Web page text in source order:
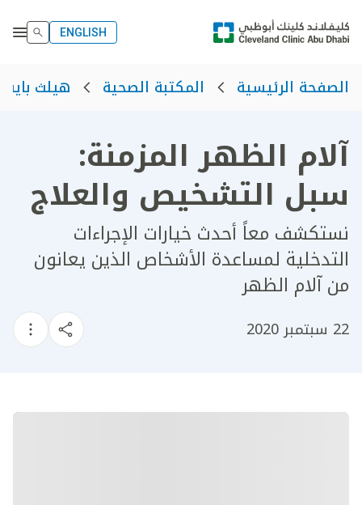
ENGLISH
الصفحة الرئيسية المكتبة الصحية هيلث بايت
آلام الظهر المزمنة:
سبل التشخيص والعلاج
نستكشف معاً أحدث خيارات الإجراءات
التدخلية لمساعدة الأشخاص الذين يعانون
من آلام الظهر
22 سبتمبر 2020